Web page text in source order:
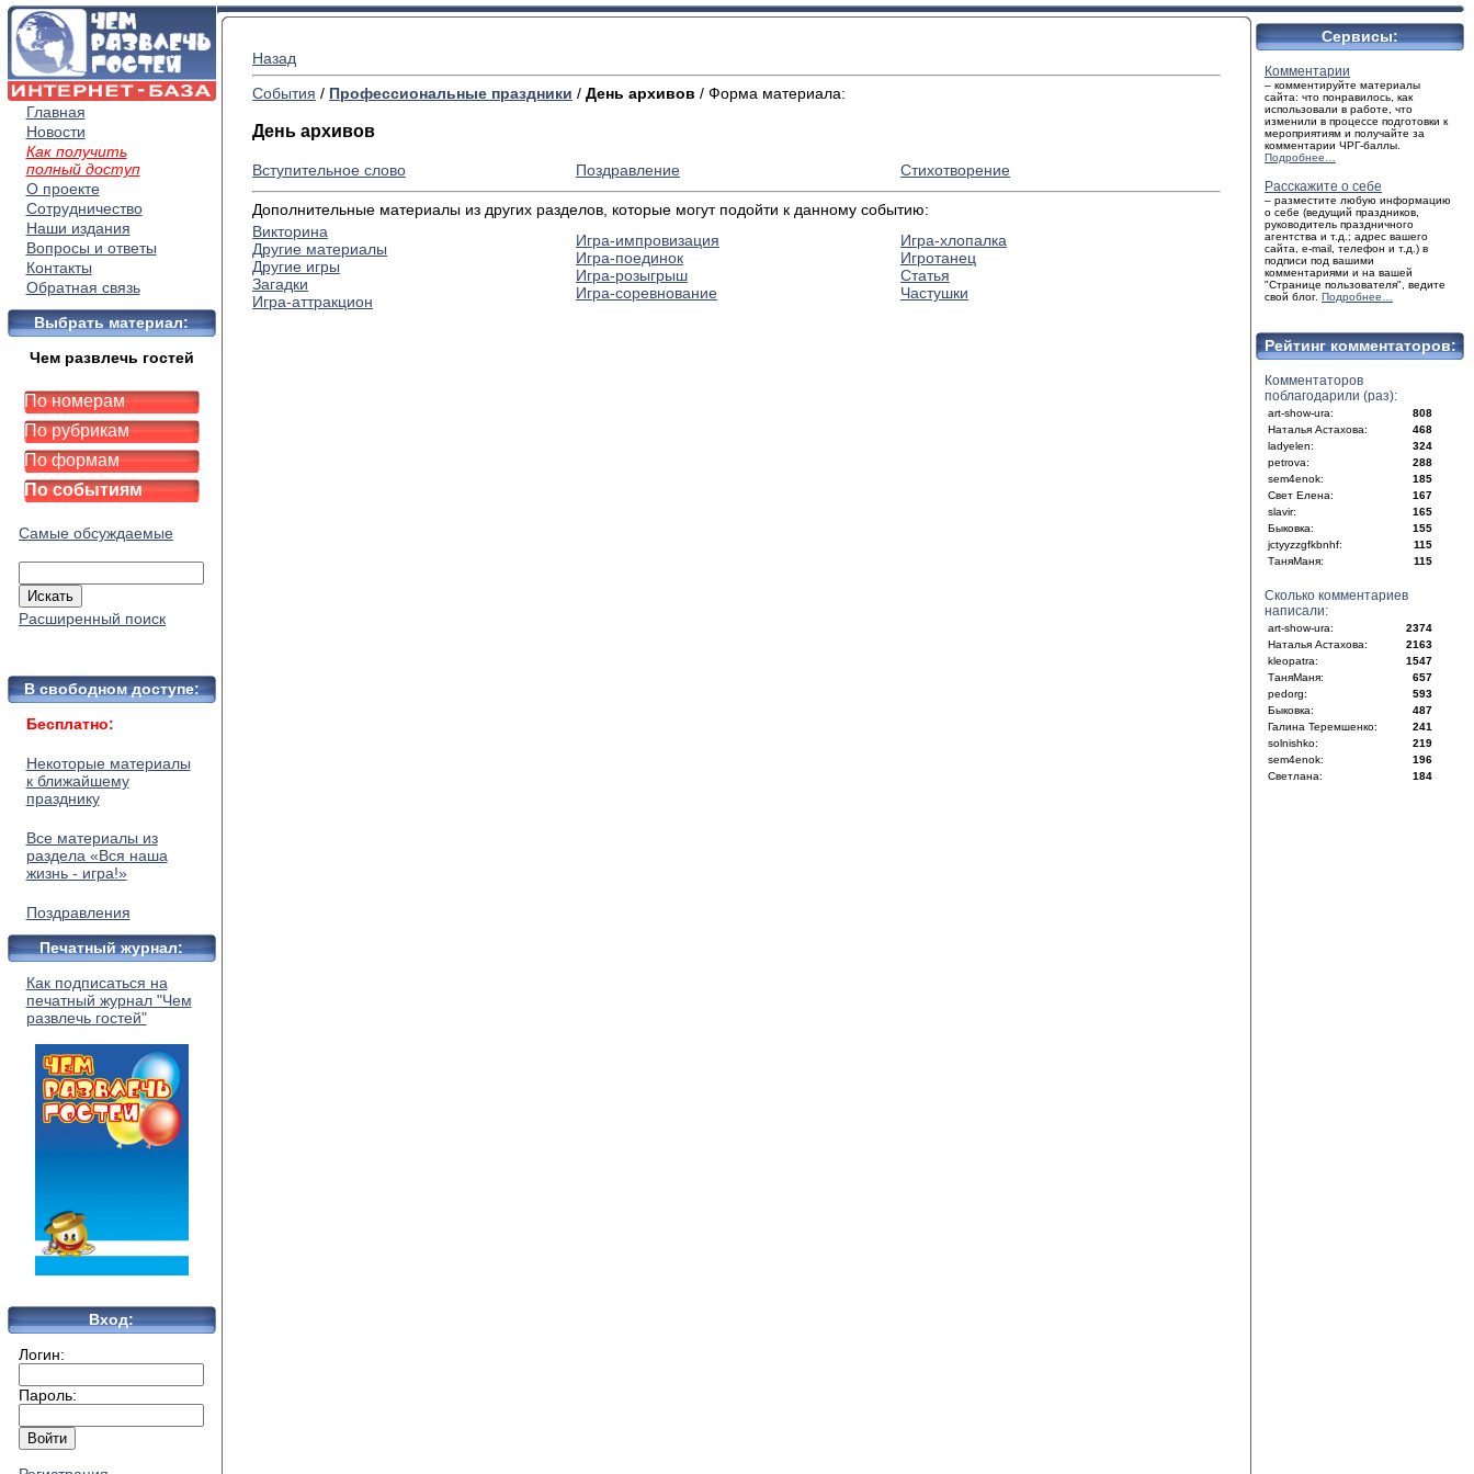
Главная
Новости
Как получить
полный доступ
О проекте
Сотрудничество
Наши издания
Вопросы и ответы
Контакты
Обратная связь
Выбрать материал:
Чем развлечь гостей
По номерам
По рубрикам
По формам
По событиям
Самые обсуждаемые
Расширенный поиск
В свободном доступе:
Бесплатно:
Некоторые материалы
к ближайшему
празднику
Все материалы из
раздела «Вся наша
жизнь - игра!»
Поздравления
Печатный журнал:
Как подписаться на
печатный журнал "Чем
развлечь гостей"
Вход:
Логин:
Пароль:
Назад
События / Профессиональные праздники / День архивов / Форма материала:
День архивов
Вступительное слово Поздравление Стихотворение
Дополнительные материалы из других разделов, которые могут подойти к данному событию:
Викторина
Другие материалы
Другие игры
Загадки
Игра-аттракцион
Игра-импровизация
Игра-поединок
Игра-розыгрыш
Игра-соревнование
Игра-хлопалка
Игротанец
Статья
Частушки
Сервисы:
Комментарии
– комментируйте материалы
сайта: что понравилось, как
использовали в работе, что
изменили в процессе подготовки к
мероприятиям и получайте за
комментарии ЧРГ-баллы.
Подробнее…
Расскажите о себе
– разместите любую информацию
о себе (ведущий праздников,
руководитель праздничного
агентства и т.д.; адрес вашего
сайта, e-mail, телефон и т.д.) в
подписи под вашими
комментариями и на вашей
"Странице пользователя", ведите
свой блог. Подробнее…
Рейтинг комментаторов:
Комментаторов
поблагодарили (раз):
art-show-ura:
808
Наталья Астахова:
468
ladyelen:
324
petrova:
288
sem4enok:
185
Свет Елена:
167
slavir:
165
Быковка:
155
jctyyzzgfkbnhf:
115
ТаняМаня:
115
Сколько комментариев
написали:
art-show-ura:
2374
Наталья Астахова:
2163
kleopatra:
1547
ТаняМаня:
657
pedorg:
593
Быковка:
487
Галина Теремшенко:
241
solnishko:
219
sem4enok:
196
Светлана:
184